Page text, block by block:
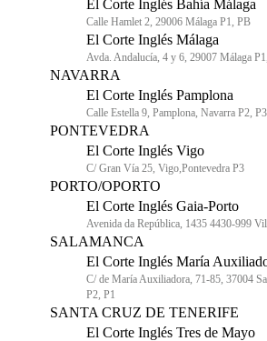
El Corte Inglés Bahía Málaga
Calle Hamlet 2, 29006 Málaga P1, PB
El Corte Inglés Málaga
Avda. Andalucía, 4 y 6, 29007 Málaga
NAVARRA
El Corte Inglés Pamplona
Calle Estella 9, Pamplona, Navarra P2,
PONTEVEDRA
El Corte Inglés Vigo
C/ Gran Vía 25, Vigo,Pontevedra P3
PORTO/OPORTO
El Corte Inglés Gaia-Porto
Avenida da República, 1435 4430-999
SALAMANCA
El Corte Inglés María
C/ de María Auxiliadora, 71-85, 37004
P2, P1
SANTA CRUZ DE TENERIFE
El Corte Inglés Tres de Mayo